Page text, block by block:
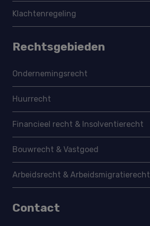
Klachtenregeling
Rechtsgebieden
Ondernemings­recht
Huurrecht
Financieel recht & Insolventierecht
Bouwrecht & Vastgoed
Arbeidsrecht & Arbeidsmigratie­recht
Contact